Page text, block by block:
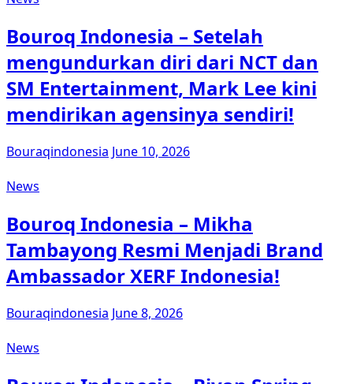
Bouroq Indonesia – Setelah
mengundurkan diri dari NCT dan
SM Entertainment, Mark Lee kini
mendirikan agensinya sendiri!
Bouraqindonesia June 10, 2026
News
Bouroq Indonesia – Mikha
Tambayong Resmi Menjadi Brand
Ambassador XERF Indonesia!
Bouraqindonesia June 8, 2026
News